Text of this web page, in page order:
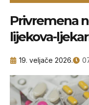
Privremena
lijekova-
19. veljače 2026.